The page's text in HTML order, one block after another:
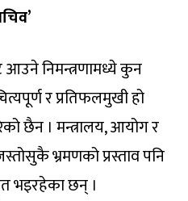
आउने निमन्त्रणामध्ये कुन
र प्रतिफलमुखी हो
छैन । मन्त्रालय, आयोग र
भ्रमणको प्रस्ताव पनि
भइरहेका छन् ।